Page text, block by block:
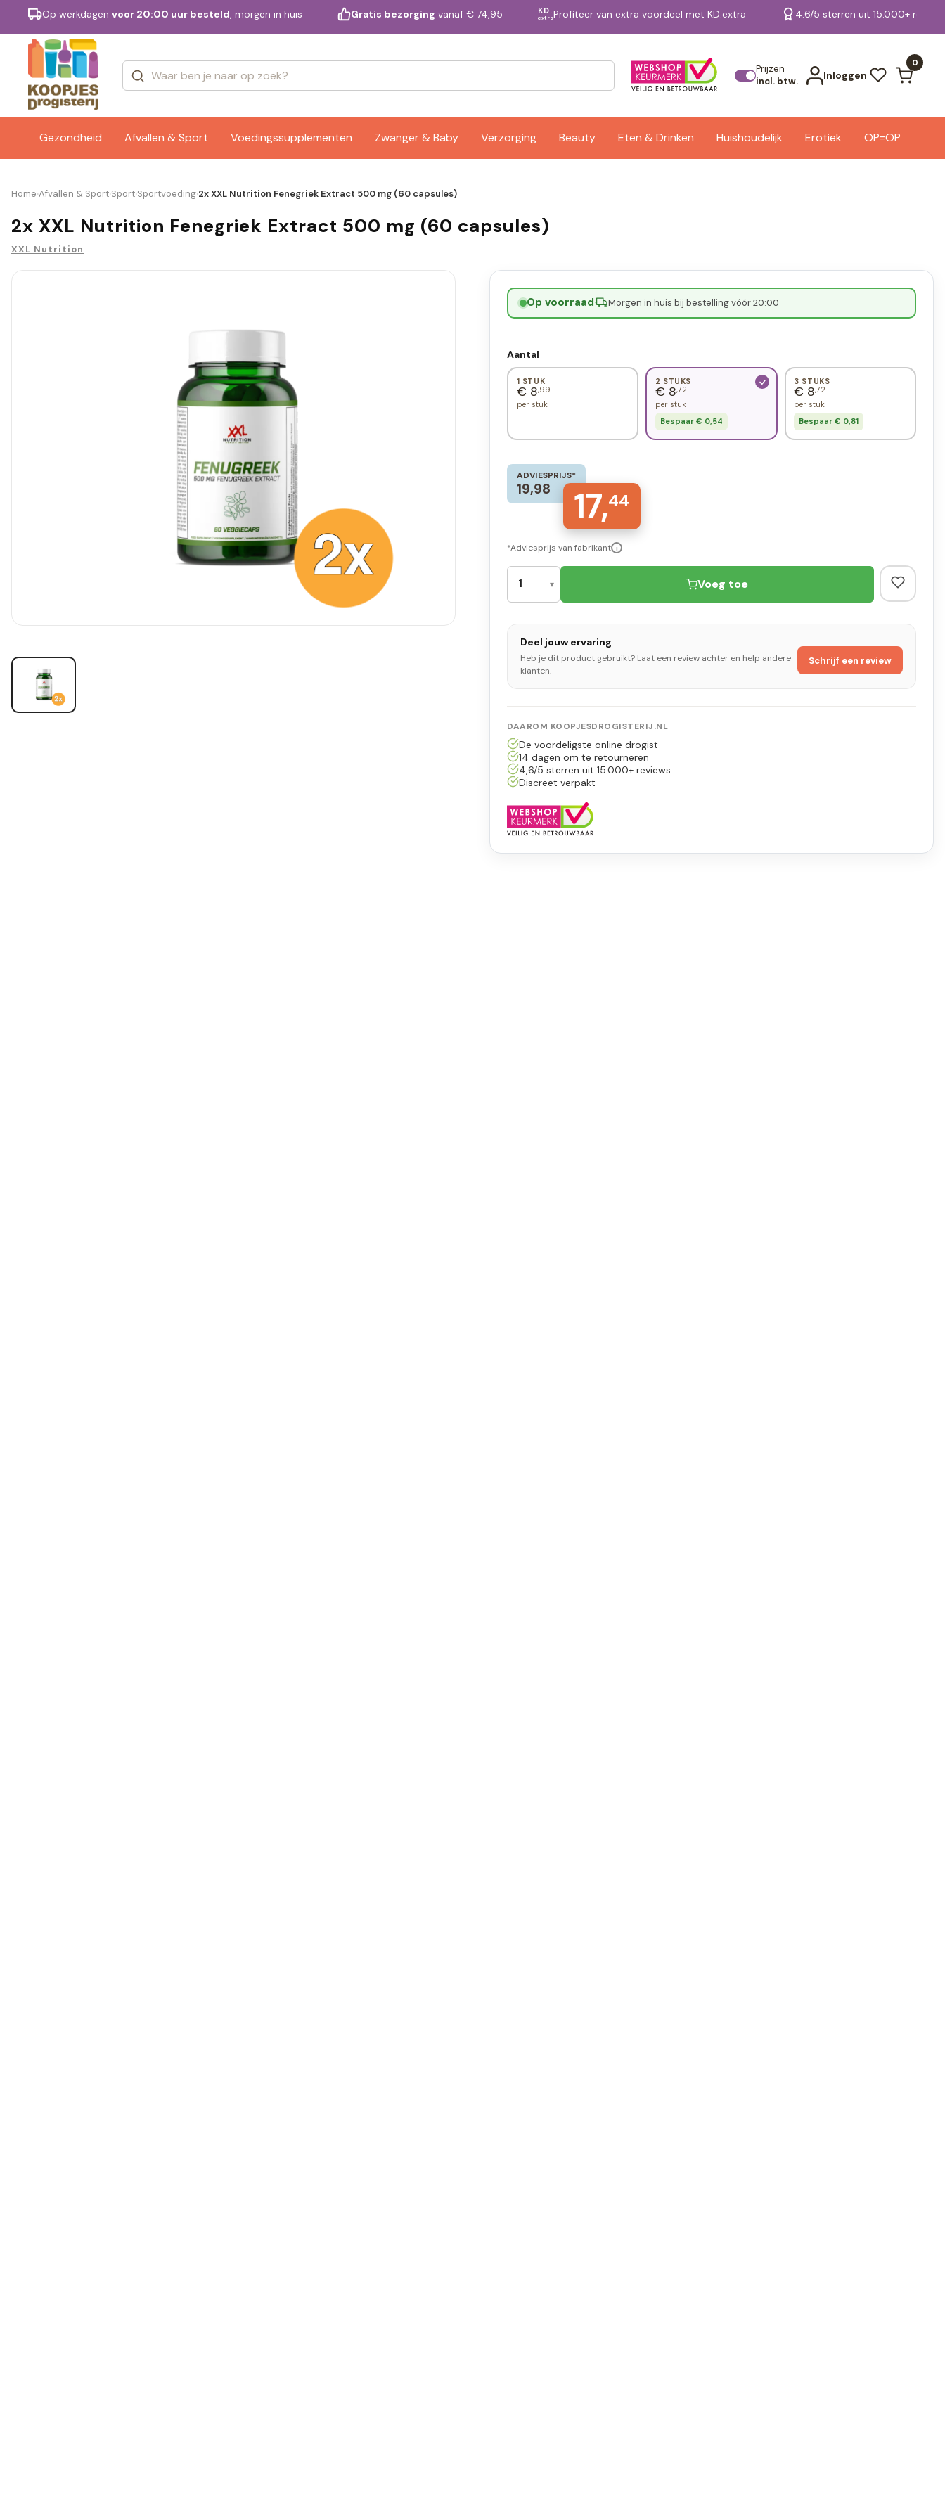
Op werkdagen voor 20:00 uur besteld, morgen in huis Gratis bezorging vanaf € 74,95 KD.
extraProfiteer van extra voordeel met KD.extra 4.6/5 sterren uit 15.000+
Prijzen
incl. btw.
Inloggen
0
Gezondheid Afvallen & Sport Voedingssupplementen Zwanger & Baby Verzorging Beauty Eten & Drinken Huishoudelijk Erotiek OP=OP
Merken Bekijk alle resultaten
Home›Afvallen & Sport›Sport›Sportvoeding›2x XXL Nutrition Fenegriek Extract 500 mg (60 capsules)
2x XXL Nutrition Fenegriek Extract 500 mg (60 capsules)
XXL Nutrition
Op voorraad· Morgen in huis bij bestelling vóór 20:00
Aantal
1 STUK
€ 8,99
per stuk
2 STUKS
€ 8,72
per stuk
Bespaar € 0,54
3 STUKS
€ 8,72
per stuk
Bespaar € 0,81
ADVIESPRIJS*
19,98 17,44
*Adviesprijs van fabrikant i
Voeg toe
Deel jouw ervaring
Heb je dit product gebruikt? Laat een review achter en help andere
klanten.
Schrijf een review
DAAROM KOOPJESDROGISTERIJ.NL
De voordeligste online drogist
14 dagen om te retourneren
4,6/5 sterren uit 15.000+ reviews
Discreet verpakt